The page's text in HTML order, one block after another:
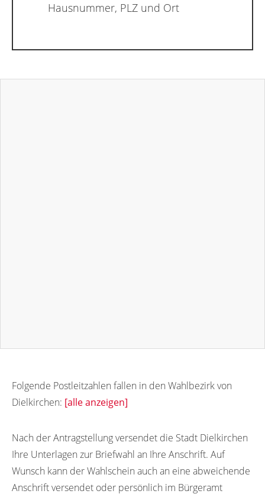
Hausnummer, PLZ und Ort
Folgende Postleitzahlen fallen in den Wahlbezirk von
Dielkirchen: [alle anzeigen]
Nach der Antragstellung versendet die Stadt Dielkirchen
Ihre Unterlagen zur Briefwahl an Ihre Anschrift. Auf
Wunsch kann der Wahlschein auch an eine abweichende
Anschrift versendet oder persönlich im Bürgeramt